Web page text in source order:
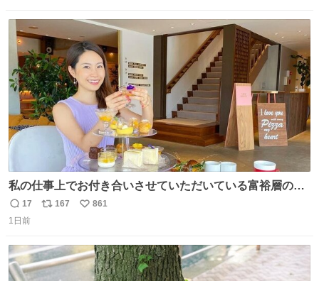
数
私の仕事上でお付き合いさせていただいている富裕層の社
長さん達は、こんな事しない。 こんな自慢は一切しない
し、なんなら表に出てこない。 自分に自信がない半端モン
#merchu
返
信
17
リ
ト
数
167
い
数
861
1日前